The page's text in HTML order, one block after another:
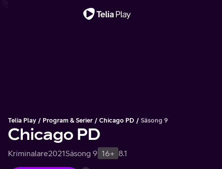
Telia Play Program & Serier Chicago PD Säsong 9
Chicago PD
Kriminalare2021Säsong 9 16+ 8.1